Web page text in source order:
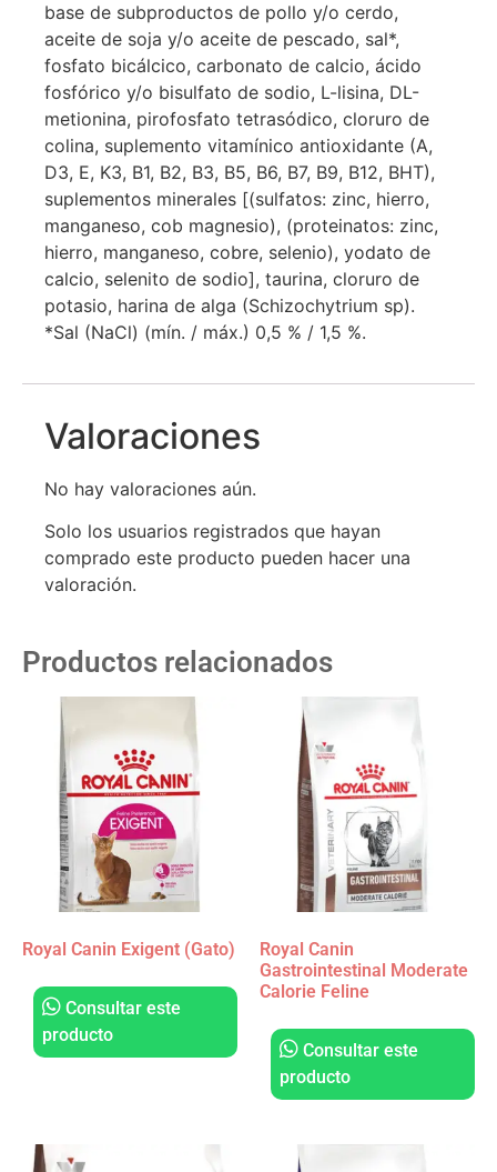
base de subproductos de pollo y/o cerdo,
aceite de soja y/o aceite de pescado, sal*,
fosfato bicálcico, carbonato de calcio, ácido
fosfórico y/o bisulfato de sodio, L-lisina, DL-
metionina, pirofosfato tetrasódico, cloruro de
colina, suplemento vitamínico antioxidante (A,
D3, E, K3, B1, B2, B3, B5, B6, B7, B9, B12, BHT),
suplementos minerales [(sulfatos: zinc, hierro,
manganeso, cob magnesio), (proteinatos: zinc,
hierro, manganeso, cobre, selenio), yodato de
calcio, selenito de sodio], taurina, cloruro de
potasio, harina de alga (Schizochytrium sp).
*Sal (NaCl) (mín. / máx.) 0,5 % / 1,5 %.
Valoraciones
No hay valoraciones aún.
Solo los usuarios registrados que hayan
comprado este producto pueden hacer una
valoración.
Productos relacionados
Royal Canin Exigent (Gato)
Consultar este
producto
Royal Canin
Gastrointestinal Moderate
Calorie Feline
Consultar este
producto